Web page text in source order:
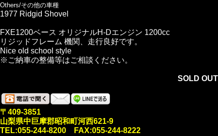
Others/その他の車種
1977 Ridgid Shovel
FXE1200ベース オリジナルH-Dエンジン 1200cc
リジッドフレーム 機関、走行良好です。
Nice old school style
※ご納車の整備等はご相談ください。
SOLD OUT
〒409-3851
山梨県中巨摩郡昭和町河西621-9
TEL:055-244-8200 FAX:055-244-8222